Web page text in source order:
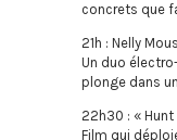
concrets que
21h : Nelly
Un duo
plonge dans
22h30 : «
Film qui